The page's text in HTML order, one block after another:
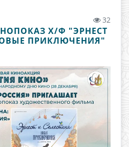
32
Х/Ф "ЭРНЕСТ
ПРИКЛЮЧЕНИЯ"